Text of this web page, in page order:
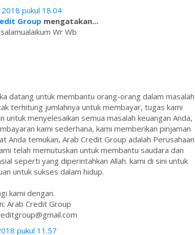
pukul 18.04
Group mengatakan...
Wr Wb
datang untuk membantu orang-orang dalam masalah
terhitung jumlahnya untuk membayar, tugas kami
untuk menyelesaikan semua masalah keuangan Anda,
kami sederhana, kami memberikan pinjaman
Anda temukan, Arab Credit Group adalah Perusahaan
telah memutuskan untuk membantu saudara dan
seperti yang diperintahkan Allah. kami di sini untuk
untuk sukses dalam hidup.
kami dengan.
Arab Credit Group
pukul 11.57